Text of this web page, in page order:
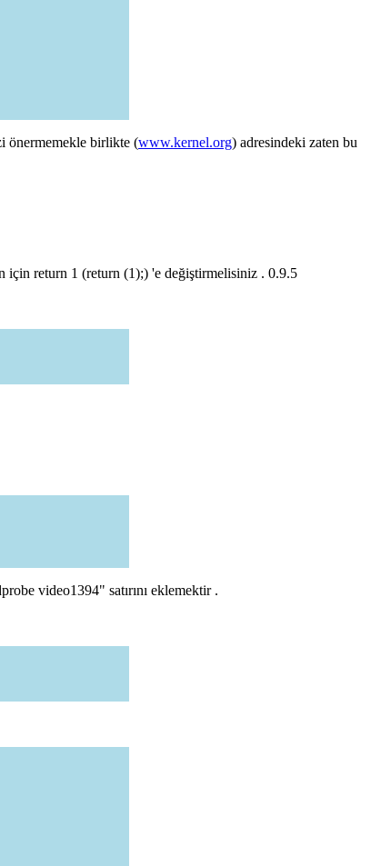
önermemekle birlikte (www.kernel.org) adresindeki zaten bu
için return 1 (return (1);) 'e değiştirmelisiniz . 0.9.5
video1394" satırını eklemektir .